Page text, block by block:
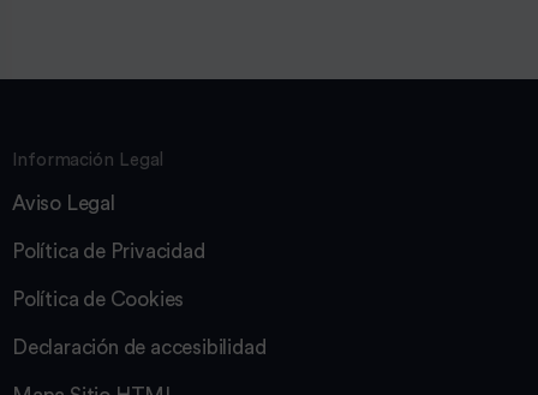
Información Legal
Aviso Legal
Política de Privacidad
Política de Cookies
Declaración de accesibilidad